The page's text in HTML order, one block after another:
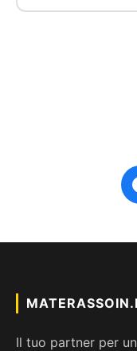
Il tuo partner per